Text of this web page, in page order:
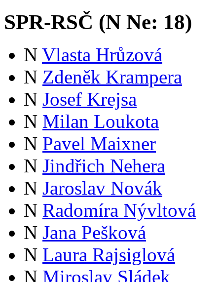
SPR-RSČ (N Ne: 18)
N Vlasta Hrůzová
N Zdeněk Krampera
N Josef Krejsa
N Milan Loukota
N Pavel Maixner
N Jindřich Nehera
N Jaroslav Novák
N Radomíra Nývltová
N Jana Pešková
N Laura Rajsiglová
N Miroslav Sládek